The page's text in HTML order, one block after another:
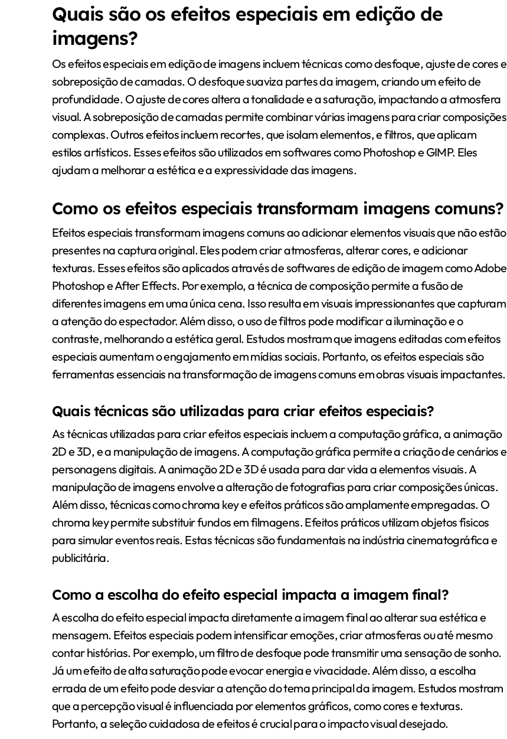
Quais são os efeitos especiais em edição de
imagens?
Os efeitos especiais em edição de imagens incluem técnicas como desfoque, ajuste de cores e
sobreposição de camadas. O desfoque suaviza partes da imagem, criando um efeito de
profundidade. O ajuste de cores altera a tonalidade e a saturação, impactando a atmosfera
visual. A sobreposição de camadas permite combinar várias imagens para criar composições
complexas. Outros efeitos incluem recortes, que isolam elementos, e filtros, que aplicam
estilos artísticos. Esses efeitos são utilizados em softwares como Photoshop e GIMP. Eles
ajudam a melhorar a estética e a expressividade das imagens.
Como os efeitos especiais transformam imagens comuns?
Efeitos especiais transformam imagens comuns ao adicionar elementos visuais que não estão
presentes na captura original. Eles podem criar atmosferas, alterar cores, e adicionar
texturas. Esses efeitos são aplicados através de softwares de edição de imagem como Adobe
Photoshop e After Effects. Por exemplo, a técnica de composição permite a fusão de
diferentes imagens em uma única cena. Isso resulta em visuais impressionantes que capturam
a atenção do espectador. Além disso, o uso de filtros pode modificar a iluminação e o
contraste, melhorando a estética geral. Estudos mostram que imagens editadas com efeitos
especiais aumentam o engajamento em mídias sociais. Portanto, os efeitos especiais são
ferramentas essenciais na transformação de imagens comuns em obras visuais impactantes.
Quais técnicas são utilizadas para criar efeitos especiais?
As técnicas utilizadas para criar efeitos especiais incluem a computação gráfica, a animação
2D e 3D, e a manipulação de imagens. A computação gráfica permite a criação de cenários e
personagens digitais. A animação 2D e 3D é usada para dar vida a elementos visuais. A
manipulação de imagens envolve a alteração de fotografias para criar composições únicas.
Além disso, técnicas como chroma key e efeitos práticos são amplamente empregadas. O
chroma key permite substituir fundos em filmagens. Efeitos práticos utilizam objetos físicos
para simular eventos reais. Estas técnicas são fundamentais na indústria cinematográfica e
publicitária.
Como a escolha do efeito especial impacta a imagem final?
A escolha do efeito especial impacta diretamente a imagem final ao alterar sua estética e
mensagem. Efeitos especiais podem intensificar emoções, criar atmosferas ou até mesmo
contar histórias. Por exemplo, um filtro de desfoque pode transmitir uma sensação de sonho.
Já um efeito de alta saturação pode evocar energia e vivacidade. Além disso, a escolha
errada de um efeito pode desviar a atenção do tema principal da imagem. Estudos mostram
que a percepção visual é influenciada por elementos gráficos, como cores e texturas.
Portanto, a seleção cuidadosa de efeitos é crucial para o impacto visual desejado.